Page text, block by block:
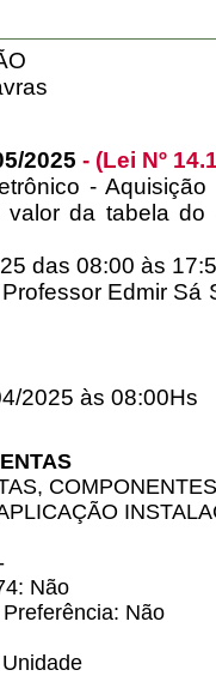
2025 - (Lei Nº
-
da tabela
das 08:00 às
Edmir Sá
2025 às 08:00Hs
Não
Não